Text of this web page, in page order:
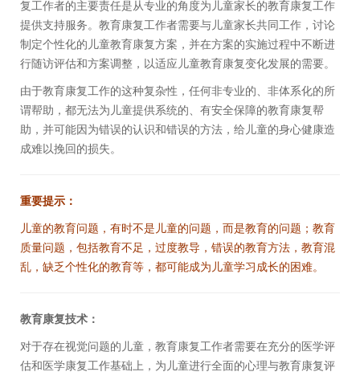
复工作者的主要责任是从专业的角度为儿童家长的教育康复工作
提供支持服务。教育康复工作者需要与儿童家长共同工作，讨论
制定个性化的儿童教育康复方案，并在方案的实施过程中不断进
行随访评估和方案调整，以适应儿童教育康复变化发展的需要。
由于教育康复工作的这种复杂性，任何非专业的、非体系化的所
谓帮助，都无法为儿童提供系统的、有安全保障的教育康复帮
助，并可能因为错误的认识和错误的方法，给儿童的身心健康造
成难以挽回的损失。
重要提示：
儿童的教育问题，有时不是儿童的问题，而是教育的问题；教育
质量问题，包括教育不足，过度教导，错误的教育方法，教育混
乱，缺乏个性化的教育等，都可能成为儿童学习成长的困难。
教育康复技术：
对于存在视觉问题的儿童，教育康复工作者需要在充分的医学评
估和医学康复工作基础上，为儿童进行全面的心理与教育康复评